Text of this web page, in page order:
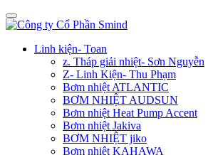
Linh kiện- Toan
z. Tháp giải nhiệt- Sơn Nguyễn
Z- Linh Kiện- Thu Phạm
Bơm nhiệt ATLANTIC
BƠM NHIỆT AUDSUN
Bơm nhiệt Heat Pump Accent
Bơm nhiệt Jakiva
BƠM NHIỆT jiko
Bơm nhiệt KAHAWA